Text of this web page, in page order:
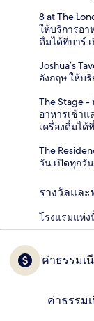
8 at The
ให้บริการอา
ดื่มได้ที่บาร์
Joshua’s
อังกฤษ ให้บ
The Stage
อาหารเช้าแ
เครื่องดื่มได้
The
วัน เปิดทุกวัน
รางวัลแล
โรงแรมแห่ง
ค่าธรรมเ
ค่าธรรม